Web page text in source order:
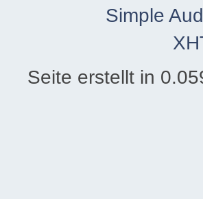
Simple
Seite erstellt in